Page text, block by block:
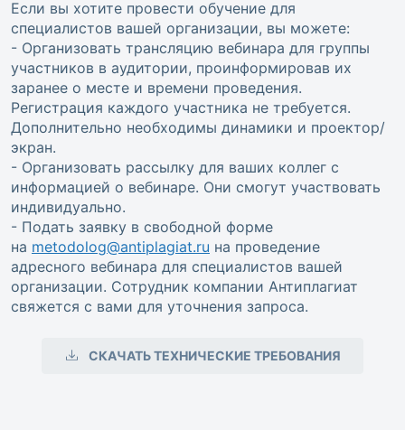
Если вы хотите провести обучение для
специалистов вашей организации, вы можете:
- Организовать трансляцию вебинара для группы
участников в аудитории, проинформировав их
заранее о месте и времени проведения.
Регистрация каждого участника не требуется.
Дополнительно необходимы динамики и проектор/
экран.
- Организовать рассылку для ваших коллег с
информацией о вебинаре. Они смогут участвовать
индивидуально.
- Подать заявку в свободной форме
на metodolog@antiplagiat.ru на проведение
адресного вебинара для специалистов вашей
организации. Сотрудник компании Антиплагиат
свяжется с вами для уточнения запроса.
СКАЧАТЬ ТЕХНИЧЕСКИЕ ТРЕБОВАНИЯ